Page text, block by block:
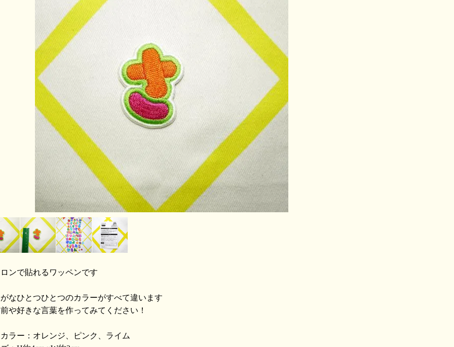
ンで貼れるワッペンです
なひとつひとつのカラーがすべて違います
や好きな言葉を作ってみてください！
ラー：オレンジ、ピンク、ライム